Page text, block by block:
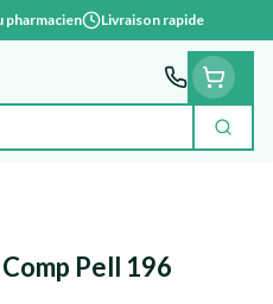
pharmacien Livraison rapide
Pell 196